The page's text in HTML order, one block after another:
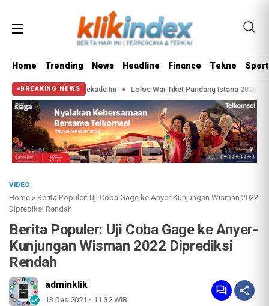
Home Trending News Headline Finance Tekno Sport
BREAKING NEWS
Indonesia Dekade Ini Lolos War Tiket Pandang Istana 2026? Segini
VIDEO
Home »Berita Populer: Uji Coba Gage ke Anyer-Kunjungan Wisman 2022
Diprediksi Rendah
Berita Populer: Uji Coba Gage ke Anyer-
Kunjungan Wisman 2022 Diprediksi
Rendah
adminklik
13 Des 2021 - 11:32 WIB